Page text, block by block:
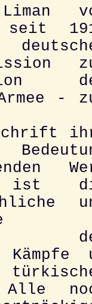
seit
-
ist
Alle